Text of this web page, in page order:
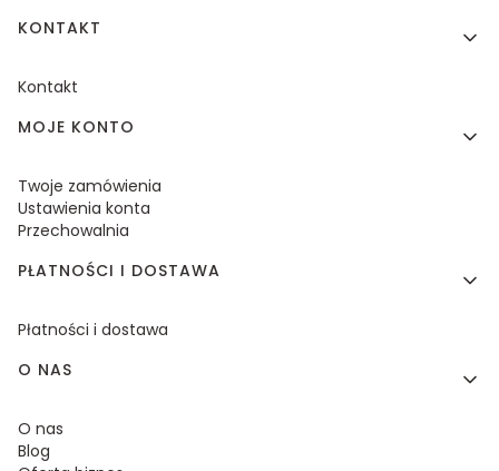
KONTAKT
Kontakt
MOJE KONTO
Twoje zamówienia
Ustawienia konta
Przechowalnia
PŁATNOŚCI I DOSTAWA
Płatności i dostawa
O NAS
O nas
Blog